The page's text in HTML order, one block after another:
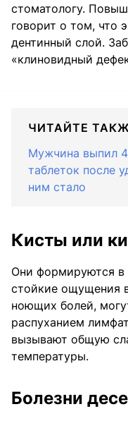
стоматологу.
говорит о том, что
дентинный слой.
«клиновидный
ЧИТАЙТЕ
Мужчина выпил
таблеток после
ним стало
Кисты или
Они формируются в
стойкие ощущения
ноющих болей,
распуханием
вызывают общую
температуры.
Болезни